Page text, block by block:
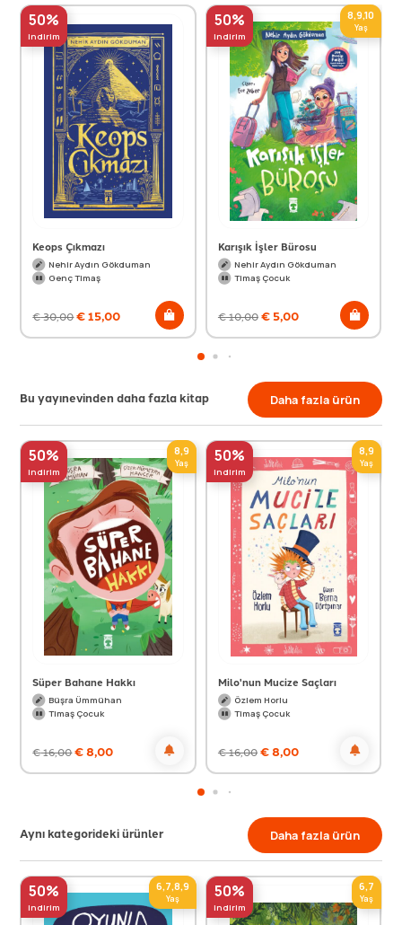
50%
indirim
Keops Çıkmazı
Nehir Aydın Gökduman
Genç Timaş
€30,00€15,00
50%
indirim
8,9,10
Yaş
Karışık İşler Bürosu
Nehir Aydın Gökduman
Timaş Çocuk
€10,00€5,00
Bu yayınevinden daha fazla kitap Daha fazla ürün
50%
indirim
8,9
Yaş
Süper Bahane Hakkı
Büşra Ümmühan
Timaş Çocuk
€16,00€8,00
50%
indirim
8,9
Yaş
Milo'nun Mucize Saçları
Özlem Horlu
Timaş Çocuk
€16,00€8,00
Aynı kategorideki ürünler Daha fazla ürün
50%
indirim
6,7,8,9
Yaş 50%
indirim
6,7
Yaş